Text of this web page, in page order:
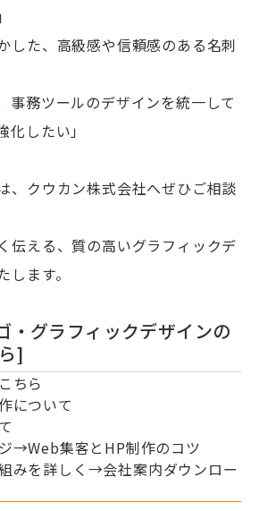
した、高級感や信頼感のある名刺
事務ツールのデザインを統一して
化したい」
、クウカン株式会社へぜひご相談
伝える、質の高いグラフィックデ
ます。
・グラフィックデザインの
]
ちら
について
→Web集客とHP制作のコツ
みを詳しく→会社案内ダウンロー